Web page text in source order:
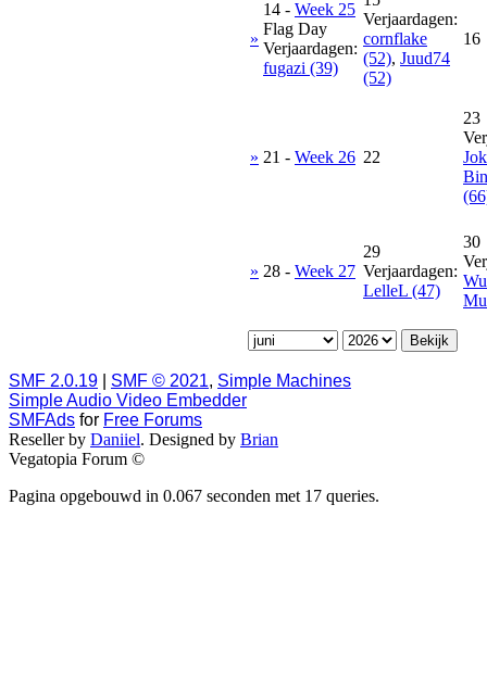
»
14 - Week 25
Flag Day
Verjaardagen:
fugazi (39)
Verjaardagen:
cornflake
(52), Juud74
(52)
16
» 21 - Week 26 22
23
» 28 - Week 27
29
Verjaardagen:
LelleL (47)
30
SMF 2.0.19 SMF © 2021, Simple Machines
Simple Audio Video Embedder
SMFAds for Free Forums
Reseller by Daniiel. Designed by Brian
Vegatopia Forum ©
Pagina opgebouwd in 0.067 seconden met 17 queries.